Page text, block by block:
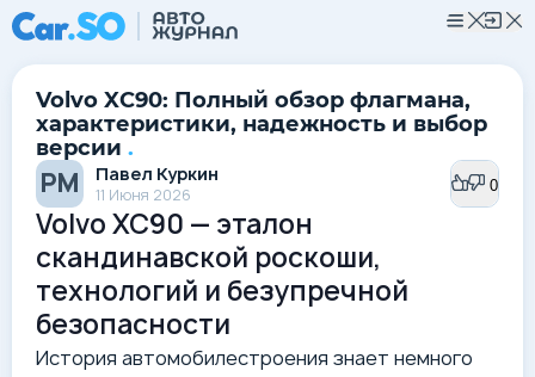
Volvo XC90: Полный обзор флагмана,
характеристики, надежность и выбор
версии .
РМ Павел Куркин
11 Июня 2026 0 0
Volvo XC90 — эталон
скандинавской роскоши,
технологий и безупречной
безопасности
История автомобилестроения знает немного